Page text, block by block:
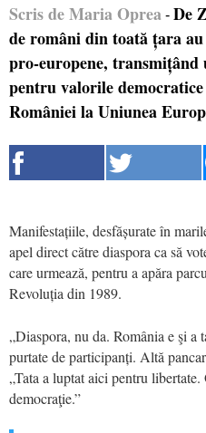
Scris de Maria Oprea - De
de români din toată țara
pro-europene, transmițând
pentru valorile
României la Uniunea
Manifestațiile, desfășurate în
apel direct către diaspora ca să
care urmează, pentru a apăra
Revoluția din 1989.
„Diaspora, nu da. România e şi a
purtate de participanți. Altă
„Tata a luptat aici pentru
democraţie.”